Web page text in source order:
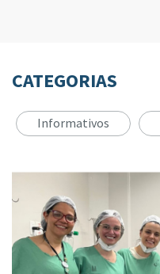
CATEGORIAS
Informativos